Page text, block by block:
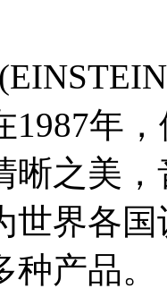
1987年
晰之美
世界各
产品。